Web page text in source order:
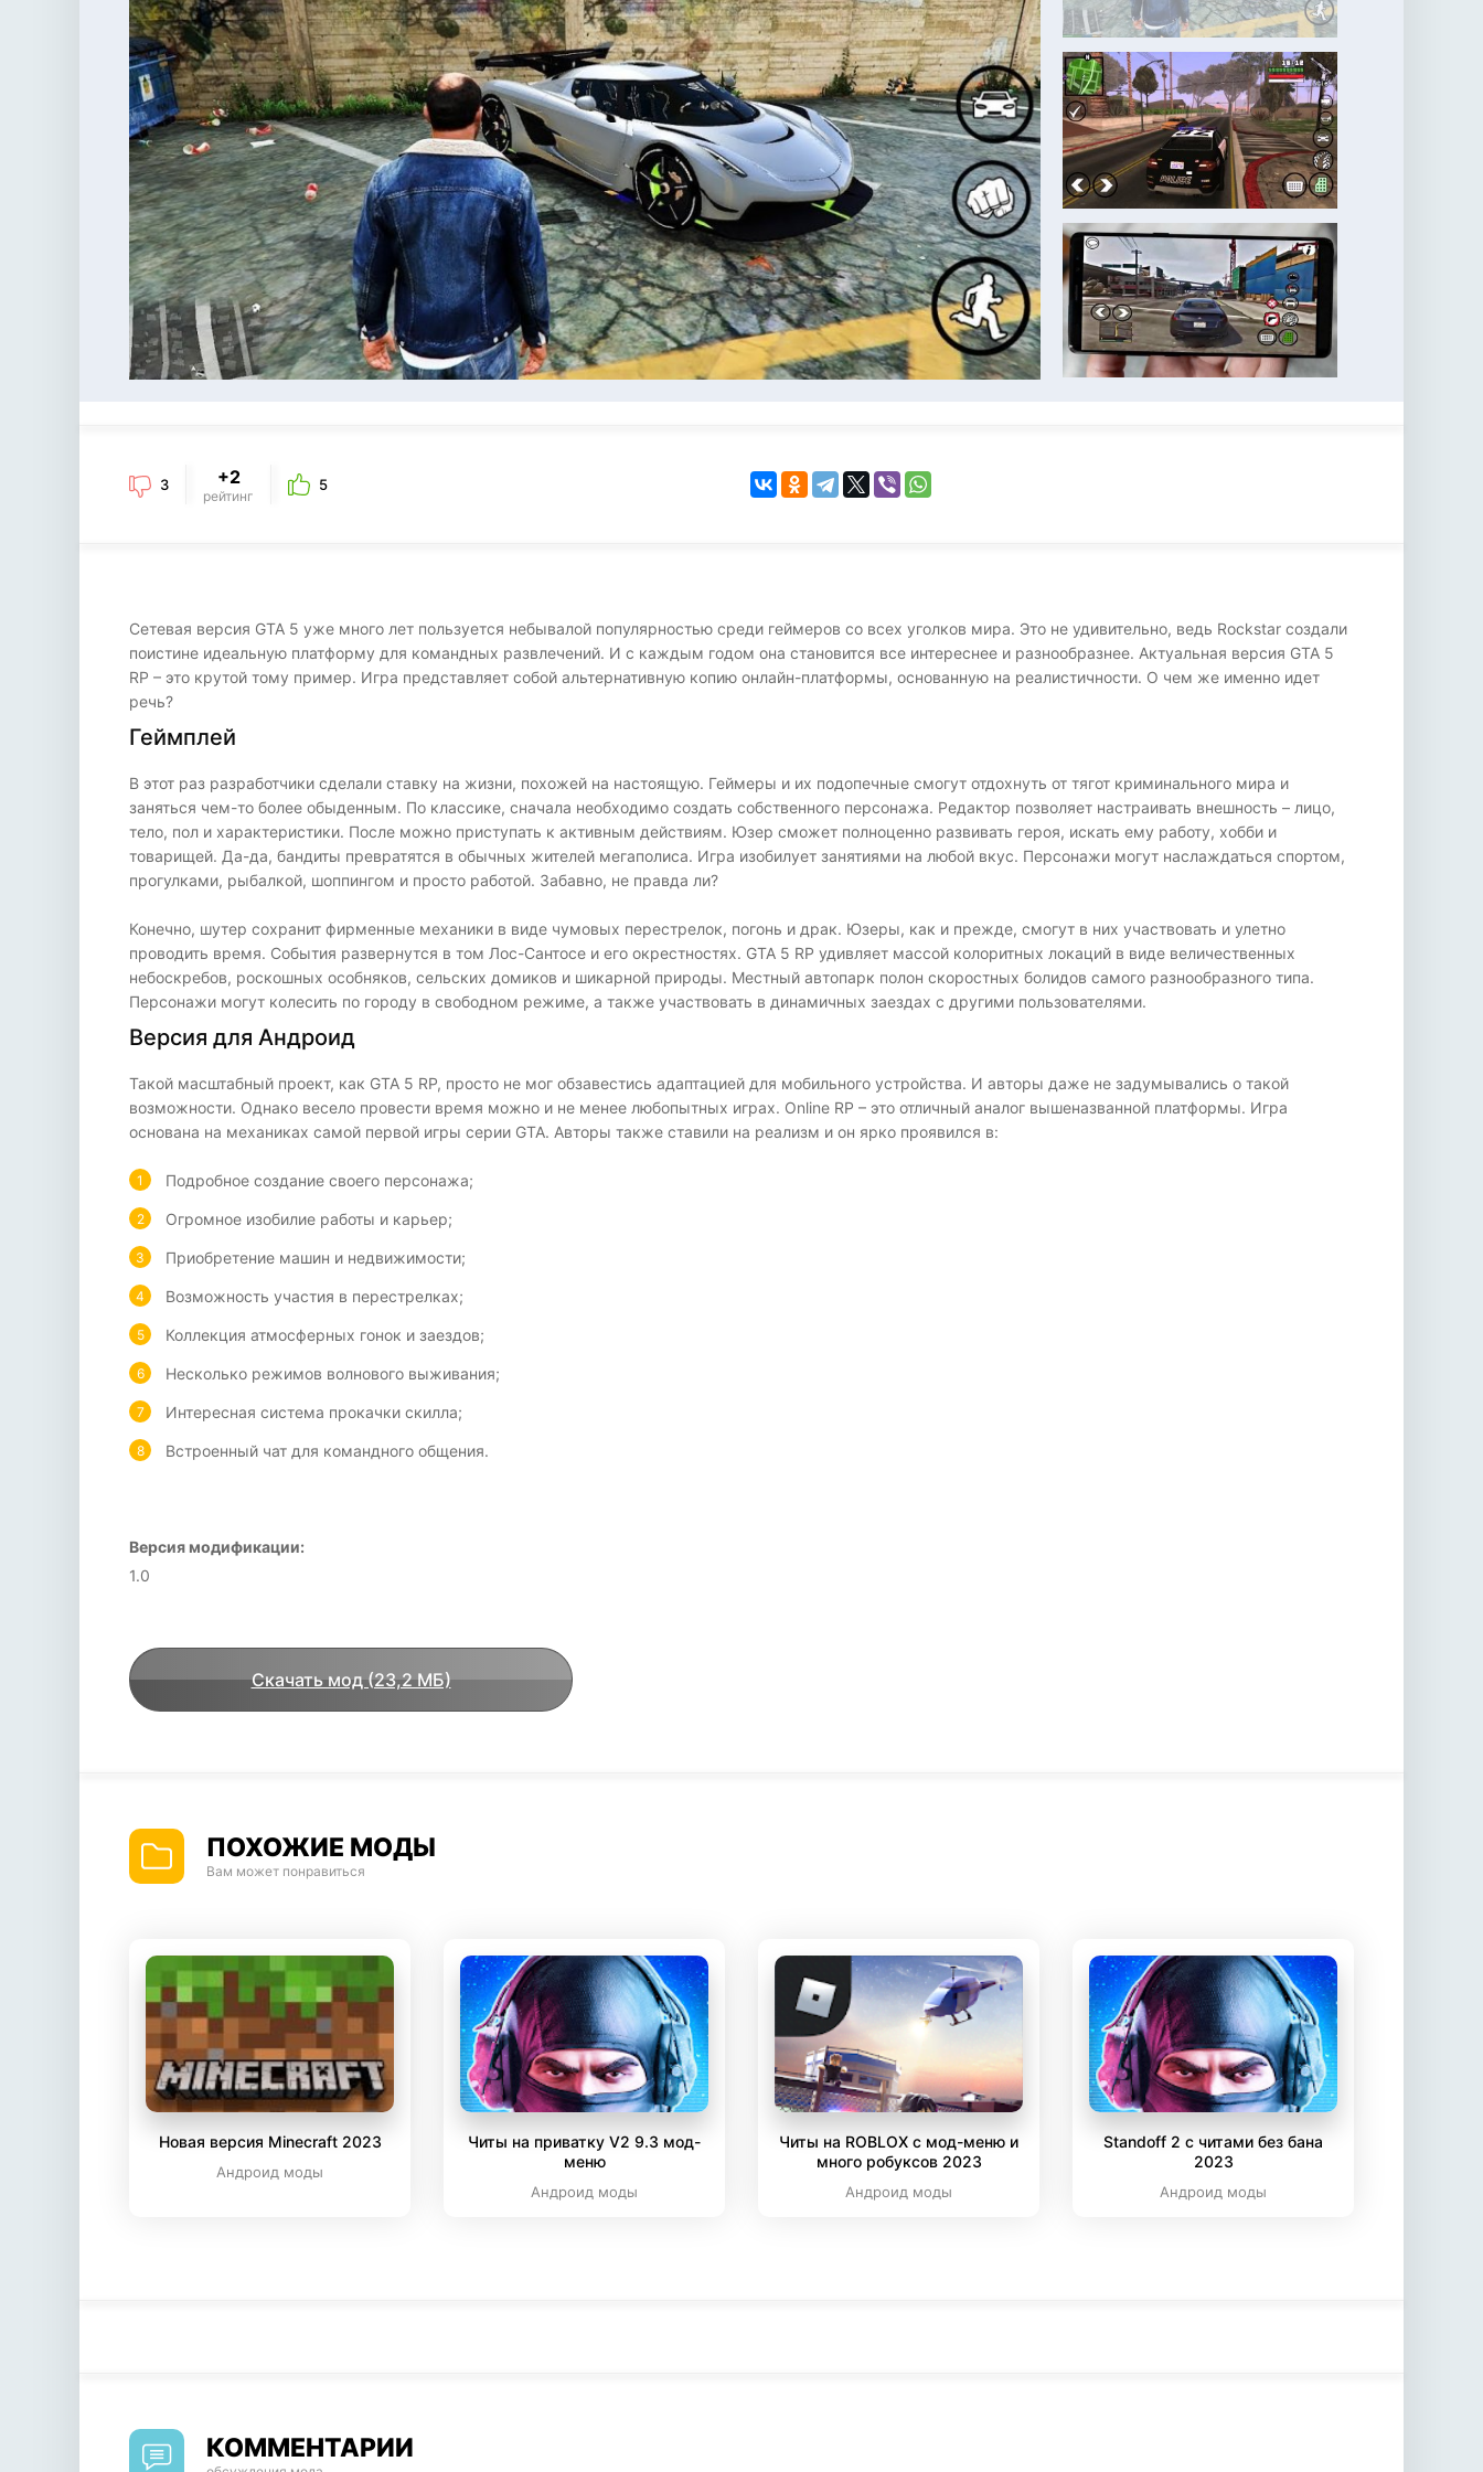
KINGDOM COME:
DELIVERANCE
бродилка
KENSHI
экшн
3 +2
рейтинг
5
Сетевая версия GTA 5 уже много лет пользуется небывалой популярностью среди геймеров со всех уголков мира. Это не удивительно, ведь Rockstar создали
поистине идеальную платформу для командных развлечений. И с каждым годом она становится все интереснее и разнообразнее. Актуальная версия GTA 5
RP – это крутой тому пример. Игра представляет собой альтернативную копию онлайн-платформы, основанную на реалистичности. О чем же именно идет
речь?
Геймплей
В этот раз разработчики сделали ставку на жизни, похожей на настоящую. Геймеры и их подопечные смогут отдохнуть от тягот криминального мира и
заняться чем-то более обыденным. По классике, сначала необходимо создать собственного персонажа. Редактор позволяет настраивать внешность – лицо,
тело, пол и характеристики. После можно приступать к активным действиям. Юзер сможет полноценно развивать героя, искать ему работу, хобби и
товарищей. Да-да, бандиты превратятся в обычных жителей мегаполиса. Игра изобилует занятиями на любой вкус. Персонажи могут наслаждаться спортом,
прогулками, рыбалкой, шоппингом и просто работой. Забавно, не правда ли?
Конечно, шутер сохранит фирменные механики в виде чумовых перестрелок, погонь и драк. Юзеры, как и прежде, смогут в них участвовать и улетно
проводить время. События развернутся в том Лос-Сантосе и его окрестностях. GTA 5 RP удивляет массой колоритных локаций в виде величественных
небоскребов, роскошных особняков, сельских домиков и шикарной природы. Местный автопарк полон скоростных болидов самого разнообразного типа.
Персонажи могут колесить по городу в свободном режиме, а также участвовать в динамичных заездах с другими пользователями.
Версия для Андроид
Такой масштабный проект, как GTA 5 RP, просто не мог обзавестись адаптацией для мобильного устройства. И авторы даже не задумывались о такой
возможности. Однако весело провести время можно и не менее любопытных играх. Online RP – это отличный аналог вышеназванной платформы. Игра
основана на механиках самой первой игры серии GTA. Авторы также ставили на реализм и он ярко проявился в:
Подробное создание своего персонажа;
Огромное изобилие работы и карьер;
Приобретение машин и недвижимости;
Возможность участия в перестрелках;
Коллекция атмосферных гонок и заездов;
Несколько режимов волнового выживания;
Интересная система прокачки скилла;
Встроенный чат для командного общения.
Версия модификации:
1.0
Скачать мод (23,2 МБ)
ПОХОЖИЕ МОДЫ
Вам может понравиться
Новая версия Minecraft 2023
Андроид моды
Читы на приватку V2 9.3 мод-
меню
Андроид моды
Читы на ROBLOX с мод-меню и
много робуксов 2023
Андроид моды
Standoff 2 с читами без бана
2023
Андроид моды
КОММЕНТАРИИ